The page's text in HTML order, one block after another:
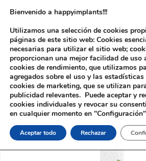
Inicio/ Producto
Bienvenido a happyimplants!!!
Utilizamos una selección de cookies
páginas de este sitio web: Cookies
necesarias para utilizar el sitio web;
proporcionan una mejor facilidad de
cookies de rendimiento, que utilizamos
agregados sobre el uso y las
cookies de marketing, que se utilizan
publicidad relevantes. Puede aceptar y
cookies individuales y revocar su
en cualquier momento en "Configuración"
Aceptar todo Rechazar